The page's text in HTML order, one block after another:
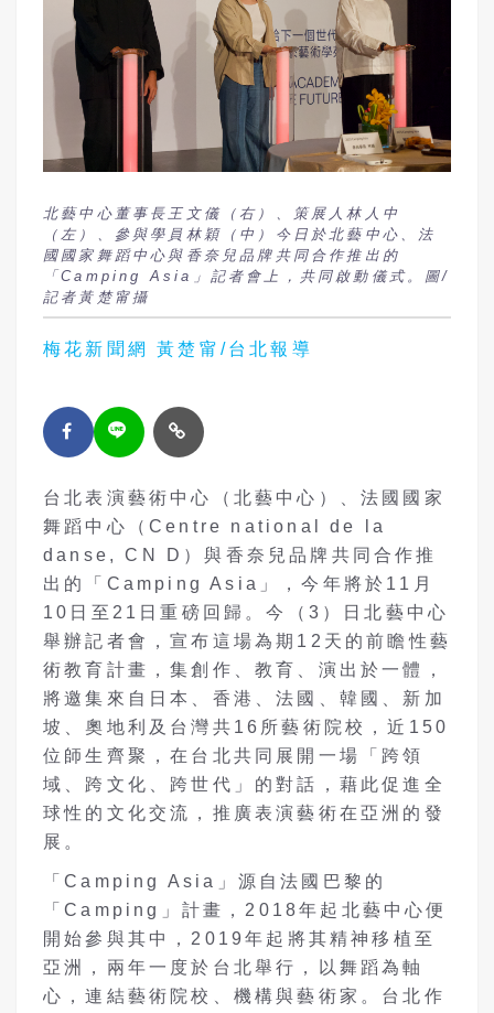
北藝中心董事長王文儀（右）、策展人林人中
（左）、參與學員林穎（中）今日於北藝中心、法
國國家舞蹈中心與香奈兒品牌共同合作推出的
「Camping Asia」記者會上，共同啟動儀式。圖/
記者黃楚甯攝
梅花新聞網 黃楚甯/台北報導
台北表演藝術中心（北藝中心）、法國國家
舞蹈中心（Centre national de la
danse, CN D）與香奈兒品牌共同合作推
出的「Camping Asia」，今年將於11月
10日至21日重磅回歸。今（3）日北藝中心
舉辦記者會，宣布這場為期12天的前瞻性藝
術教育計畫，集創作、教育、演出於一體，
將邀集來自日本、香港、法國、韓國、新加
坡、奧地利及台灣共16所藝術院校，近150
位師生齊聚，在台北共同展開一場「跨領
域、跨文化、跨世代」的對話，藉此促進全
球性的文化交流，推廣表演藝術在亞洲的發
展。
「Camping Asia」源自法國巴黎的
「Camping」計畫，2018年起北藝中心便
開始參與其中，2019年起將其精神移植至
亞洲，兩年一度於台北舉行，以舞蹈為軸
心，連結藝術院校、機構與藝術家。台北作